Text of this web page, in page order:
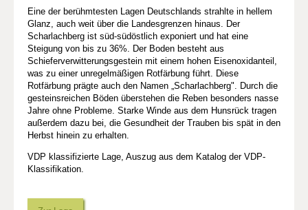
Eine der berühmtesten Lagen Deutschlands strahlte in hellem
Glanz, auch weit über die Landesgrenzen hinaus. Der
Scharlachberg ist süd-südöstlich exponiert und hat eine
Steigung von bis zu 36%. Der Boden besteht aus
Schieferverwitterungsgestein mit einem hohen Eisenoxidanteil,
was zu einer unregelmäßigen Rotfärbung führt. Diese
Rotfärbung prägte auch den Namen „Scharlachberg". Durch die
gesteinsreichen Böden überstehen die Reben besonders nasse
Jahre ohne Probleme. Starke Winde aus dem Hunsrück tragen
außerdem dazu bei, die Gesundheit der Trauben bis spät in den
Herbst hinein zu erhalten.
VDP klassifizierte Lage, Auszug aus dem Katalog der VDP-
Klassifikation.